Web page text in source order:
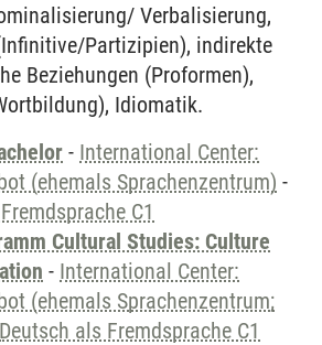
Verbalisierung,
Partizipien), indirekte
Beziehungen (Proformen),
Idiomatik.
- International Center:
(ehemals Sprachenzentrum) -
C1
Cultural Studies: Culture
- International Center:
(ehemals Sprachenzentrum;
Deutsch als Fremdsprache C1